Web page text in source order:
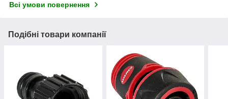
Всі умови повернення
Подібні товари компанії